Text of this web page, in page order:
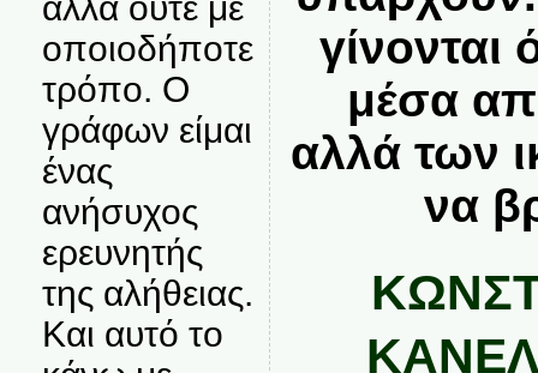
οποιοδήποτε
τρόπο. Ο
γράφων είμαι
ένας
ανήσυχος
ερευνητής
της αλήθειας.
Και αυτό το
γίνονται
μέσα
αλλά των
να β